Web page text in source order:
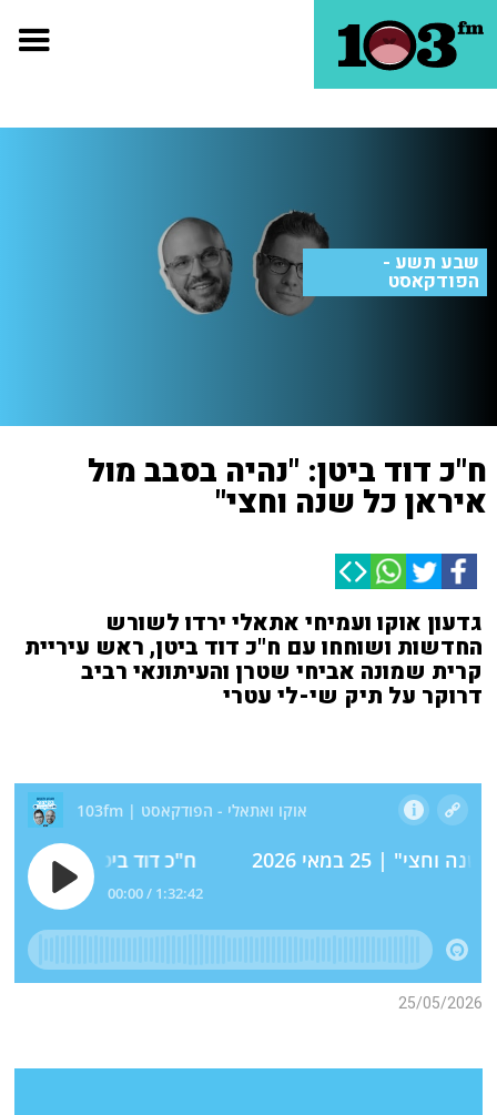
שבע תשע -
הפודקאסט
ח"כ דוד ביטן: "נהיה בסבב מול
איראן כל שנה וחצי"
גדעון אוקו ועמיחי אתאלי ירדו לשורש
החדשות ושוחחו עם ח"כ דוד ביטן, ראש עיריית
קרית שמונה אביחי שטרן והעיתונאי רביב
דרוקר על תיק שי-לי עטרי
25/05/2026